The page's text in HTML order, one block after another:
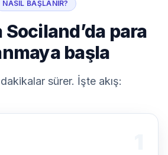
NASIL BAŞLANIR?
Sociland’da para
başla
sürer. İşte akış: